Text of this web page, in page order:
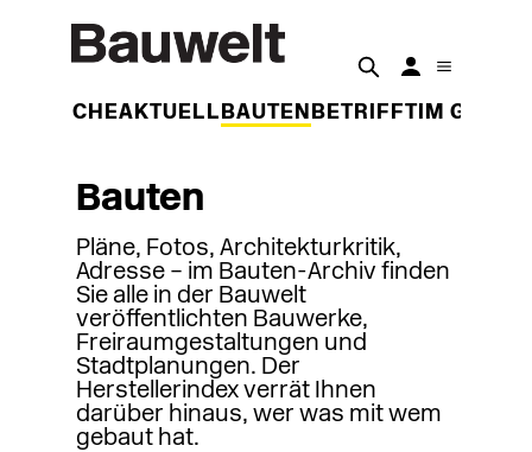
WOCHEAKTUELL BAUTEN BETRIFFT IM
Bauten
Pläne, Fotos, Architekturkritik,
Adresse – im Bauten-Archiv finden
Sie alle in der Bauwelt
veröffentlichten Bauwerke,
Freiraumgestaltungen und
Stadtplanungen. Der
Herstellerindex verrät Ihnen
darüber hinaus, wer was mit wem
gebaut hat.